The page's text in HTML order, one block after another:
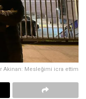
Akinan: Mesleğimi icra ettim